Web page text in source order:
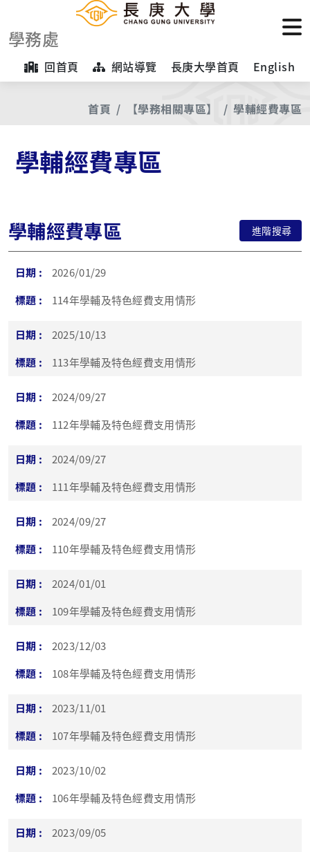
學務處
回首頁 網站導覽 長庚大學首頁 English
首頁 【學務相關專區】 學輔經費專區
學輔經費專區
學輔經費專區 進階搜尋
2026/01/29
114年學輔及特色經費支用情形
2025/10/13
113年學輔及特色經費支用情形
2024/09/27
112年學輔及特色經費支用情形
2024/09/27
111年學輔及特色經費支用情形
2024/09/27
110年學輔及特色經費支用情形
2024/01/01
109年學輔及特色經費支用情形
2023/12/03
108年學輔及特色經費支用情形
2023/11/01
107年學輔及特色經費支用情形
2023/10/02
106年學輔及特色經費支用情形
2023/09/05